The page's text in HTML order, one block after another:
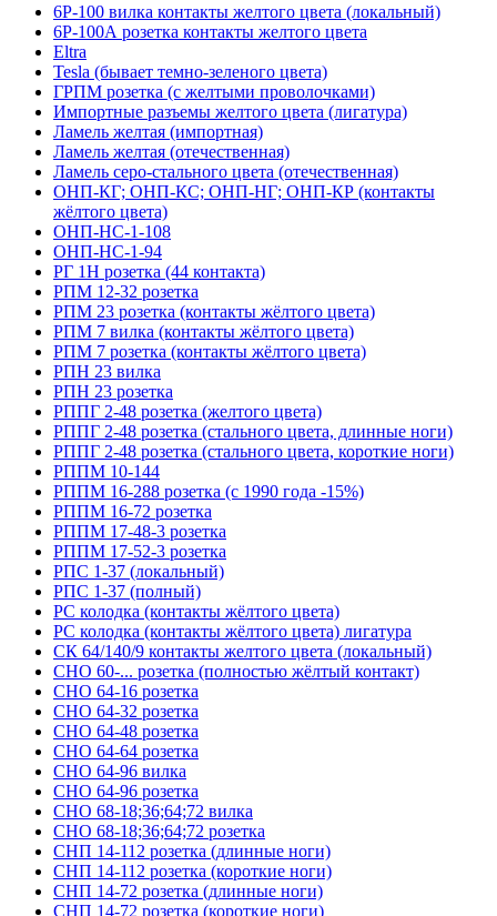
6Р-100 вилка контакты желтого цвета (локальный)
6Р-100А розетка контакты желтого цвета
Eltra
Tesla (бывает темно-зеленого цвета)
ГРПМ розетка (с желтыми проволочками)
Импортные разъемы желтого цвета (лигатура)
Ламель желтая (импортная)
Ламель желтая (отечественная)
Ламель серо-стального цвета (отечественная)
ОНП-КГ; ОНП-КС; ОНП-НГ; ОНП-КР (контакты
жёлтого цвета)
ОНП-НС-1-108
ОНП-НС-1-94
РГ 1Н розетка (44 контакта)
РПМ 12-32 розетка
РПМ 23 розетка (контакты жёлтого цвета)
РПМ 7 вилка (контакты жёлтого цвета)
РПМ 7 розетка (контакты жёлтого цвета)
РПН 23 вилка
РПН 23 розетка
РППГ 2-48 розетка (желтого цвета)
РППГ 2-48 розетка (стального цвета, длинные ноги)
РППГ 2-48 розетка (стального цвета, короткие ноги)
РППМ 10-144
РППМ 16-288 розетка (с 1990 года -15%)
РППМ 16-72 розетка
РППМ 17-48-3 розетка
РППМ 17-52-3 розетка
РПС 1-37 (локальный)
РПС 1-37 (полный)
РС колодка (контакты жёлтого цвета)
РС колодка (контакты жёлтого цвета) лигатура
СК 64/140/9 контакты желтого цвета (локальный)
СНО 60-... розетка (полностью жёлтый контакт)
СНО 64-16 розетка
СНО 64-32 розетка
СНО 64-48 розетка
СНО 64-64 розетка
СНО 64-96 вилка
СНО 64-96 розетка
СНО 68-18;36;64;72 вилка
СНО 68-18;36;64;72 розетка
СНП 14-112 розетка (длинные ноги)
СНП 14-112 розетка (короткие ноги)
СНП 14-72 розетка (длинные ноги)
СНП 14-72 розетка (короткие ноги)